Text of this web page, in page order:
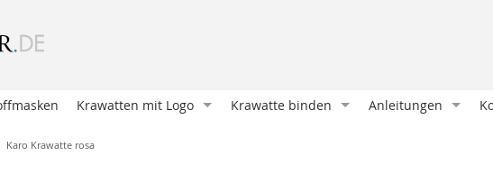
Krawatten mit Logo
Krawatte binden
Anleitungen
Karo Krawatte rosa